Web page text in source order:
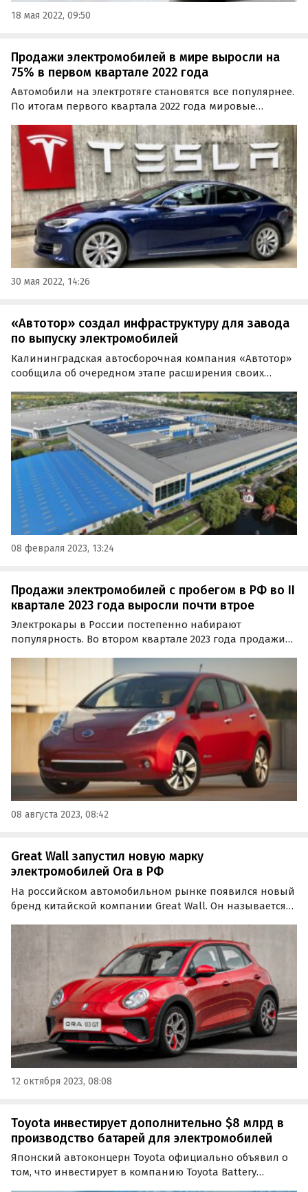
18 мая 2022, 09:50
Продажи электромобилей в мире выросли на
75% в первом квартале 2022 года
Автомобили на электротяге становятся все популярнее.
По итогам первого квартала 2022 года мировые
миллионов единиц, сообщает ТАСС со ссылкой на
данные Международного энергетического агентства
(МЭА).
30 мая 2022, 14:26
«Автотор» создал инфраструктуру для завода
по выпуску электромобилей
Калининградская автосборочная компания «Автотор»
сообщила об очередном этапе расширения своих
предприятие ввело в эксплуатацию объекты
инженерной инфраструктуры для строящихся заводов
по выпуску…
08 февраля 2023, 13:24
Продажи электромобилей с пробегом в РФ во II
квартале 2023 года выросли почти втрое
Электрокары в России постепенно набирают
популярность. Во втором квартале 2023 года продажи
выросли на 182,5% по сравнению с аналогичным
периодом прошлого года, сообщают «Автоновости
дня» со ссылкой на…
08 августа 2023, 08:42
Great Wall запустил новую марку
электромобилей Ora в РФ
На российском автомобильном рынке появился новый
бренд китайской компании Great Wall. Он называется
электромобилей. Как сообщают «Автоновости дня», в
России будут представлены две модели: Ora O3 и Ora O3
12 октября 2023, 08:08
Toyota инвестирует дополнительно $8 млрд в
производство батарей для электромобилей
Японский автоконцерн Toyota официально объявил о
том, что инвестирует в компанию Toyota Battery